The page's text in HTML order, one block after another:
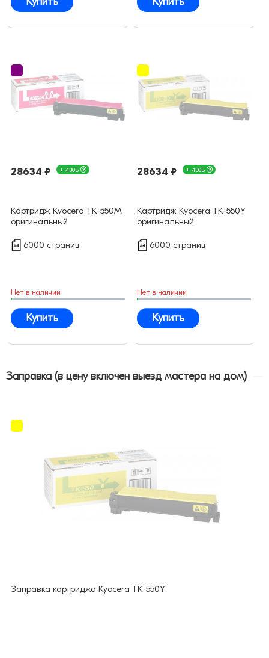
28634 ₽ + 430Б
Картридж Kyocera TK-550M
оригинальный
6000 страниц
Нет в наличии
Купить
28634 ₽ + 430Б
Картридж Kyocera TK-550Y
оригинальный
6000 страниц
Нет в наличии
Купить
Заправка (в цену включен выезд мастера на дом)
Заправка картриджа Kyocera TK-550Y